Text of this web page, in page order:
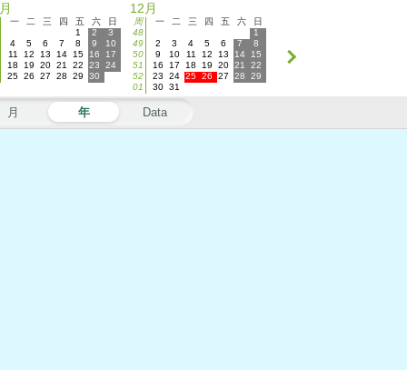
一 二 三 四 五 六
日
1
2
3
4
5 6 7 8 9
10
11
12 13 14 15 16
17
18
19 20 21 22 23
24
25 26 27 28 29 30
12月
周 一 二 三 四 五 六
日
48
1
49
2 3 4 5 6 7
8
50
9 10 11 12 13 14
15
51
16 17 18 19 20 21
22
52
23 24 25 26 27 28
29
01
30 31
月 年 Data